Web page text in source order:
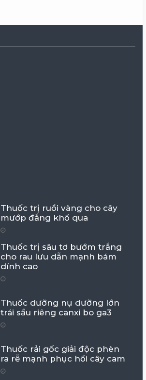
Thuốc trị ruồi vàng cho cây
mướp đắng khổ qua
Thuốc trị sâu tơ bướm trắng
cho rau lưu dẫn mạnh bám
dính cao
Thuốc dưỡng nụ dưỡng lớn
trái sầu riêng canxi bo ga3
Thuốc rải gốc giải độc phèn
ra rễ mạnh phục hồi cây cam